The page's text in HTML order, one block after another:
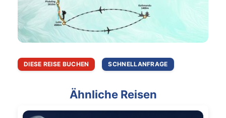
DIESE REISE BUCHEN SCHNELLANFRAGE
Ähnliche Reisen